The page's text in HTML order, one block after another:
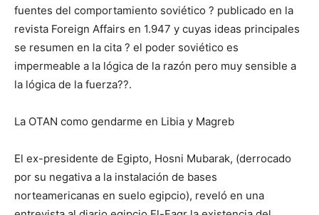
fuentes del comportamiento soviético ? publicado en la
revista Foreign Affairs en 1.947 y cuyas ideas principales
se resumen en la cita ? el poder soviético es
impermeable a la lógica de la razón pero muy sensible a
la lógica de la fuerza??.
La OTAN como gendarme en Libia y Magreb
El ex-presidente de Egipto, Hosni Mubarak, (derrocado
por su negativa a la instalación de bases
norteamericanas en suelo egipcio), reveló en una